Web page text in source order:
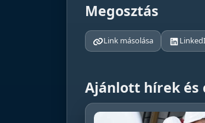
Megosztás
Link másolása
Ajánlott hírek és